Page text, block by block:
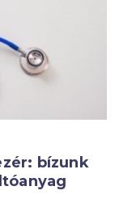
bízunk